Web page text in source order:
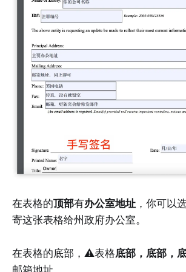
在表格的顶部有办公室地址 ，你可以
寄这张表格给州政府办公室。
在表格的底部，⚠️表格底部，底部，
邮箱地址